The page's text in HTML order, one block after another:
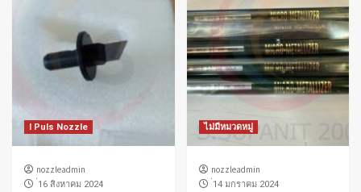
I Puls Nozzle
nozzleadmin
่16 สิงหาคม 2024
ไม่มีหมวดหมู่
nozzleadmin
่14 มกราคม 2024